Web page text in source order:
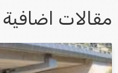
אני מאשר/ת קבלת
مقالات